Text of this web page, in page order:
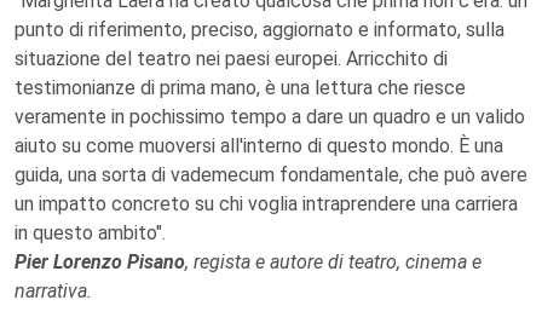
punto di riferimento, preciso, aggiornato e informato, sulla
situazione del teatro nei paesi europei. Arricchito di
testimonianze di prima mano, è una lettura che riesce
veramente in pochissimo tempo a dare un quadro e un valido
aiuto su come muoversi all'interno di questo mondo. È una
guida, una sorta di vademecum fondamentale, che può avere
un impatto concreto su chi voglia intraprendere una carriera
in questo ambito".
Pier Lorenzo Pisano, regista e autore di teatro, cinema e
narrativa.